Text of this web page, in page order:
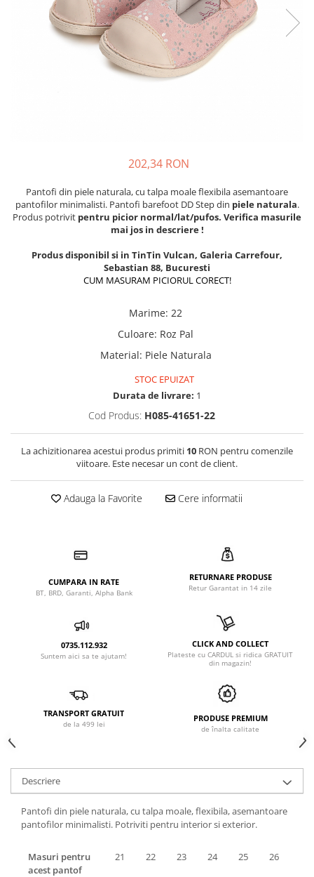
School Colection
202,34 RON
Pantofi din piele naturala, cu talpa moale flexibila asemantoare
pantofilor minimalisti. Pantofi barefoot DD Step din piele naturala.
Produs potrivit pentru picior normal/lat/pufos. Verifica masurile
mai jos in descriere !
Produs disponibil si in TinTin Vulcan, Galeria Carrefour,
Sebastian 88, Bucuresti
CUM MASURAM PICIORUL CORECT!
Marime: 22
Culoare: Roz Pal
Material: Piele Naturala
STOC EPUIZAT
Durata de livrare: 1
Cod Produs: H085-41651-22
La achizitionarea acestui produs primiti 10 RON pentru comenzile
viitoare. Este necesar un cont de client.
Adauga la Favorite Cere informatii
CUMPARA IN RATE
BT, BRD, Garanti, Alpha Bank
RETURNARE PRODUSE
Retur Garantat in 14 zile
0735.112.932
Suntem aici sa te ajutam!
CLICK AND COLLECT
Plateste cu CARDUL si ridica GRATUIT
din magazin!
TRANSPORT GRATUIT
de la 499 lei
PRODUSE PREMIUM
de înalta calitate
Descriere
Pantofi din piele naturala, cu talpa moale, flexibila, asemantoare
pantofilor minimalisti. Potriviti pentru interior si exterior.
Masuri pentru
acest pantof
21 22 23 24 25 26